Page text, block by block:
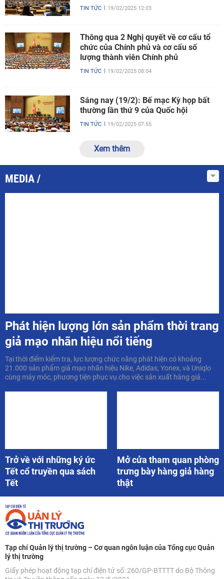
TIN TỨC 19/02/2025 12:03
Thông qua 2 Nghị quyết về cơ cấu tổ
chức của Chính phủ và cơ cấu số
lượng thành viên Chính phủ
TIN TỨC 19/02/2025 08:04
Sáng nay (19/2): Bế mạc Kỳ họp bất
thường lần thứ 9 của Quốc hội
TIN TỨC 19/02/2025 07:55
Xem thêm
MEDIA
Phát hiện lượng lớn sản phẩm thời trang
giả mạo nhãn hiệu nổi tiếng
Tại thời điểm kiểm tra, lực lượng chức năng phát hiện có khoảng
21.000 sản phẩm giả mạo nhãn hiệu Nike, Adidas, Yonex, và Uniqlo
cùng máy móc, phương tiện phục vụ cho việc sản xuất hàng giả...
Trở về với những ký ức
Tết cổ truyền qua sách
Tết
Mở cửa tham quan phòng
trưng bày hàng giả hàng
thật
Tạp chí Quản lý thị trường – Cơ quan ngôn luận của Tổng cục Quản
lý thị trường
Giấy phép hoạt động tạp chí điện tử số: 260/GP-BTTTT do Bộ Thông